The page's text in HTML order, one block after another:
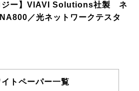
ジー】VIAVI Solutions社製 ネ
／光ネットワークテスタ
トペーパー一覧